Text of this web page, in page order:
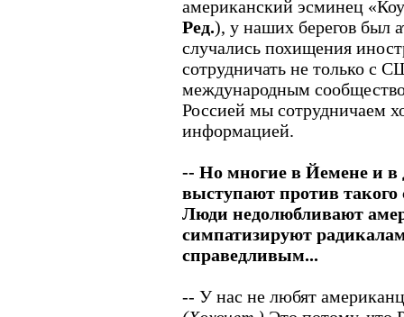
американский эсминец
Ред.), у наших берегов был
случались похищения
сотрудничать не только с
международным
Россией мы сотрудничаем
информацией.
-- Но многие в Йемене и в
выступают против такого
Люди недолюбливают
симпатизируют
справедливым...
-- У нас не любят